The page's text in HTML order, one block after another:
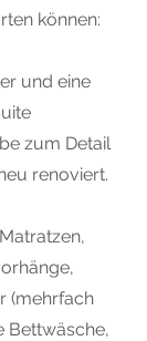
können:
und eine
zum Detail
renoviert.
(mehrfach
Bettwäsche,